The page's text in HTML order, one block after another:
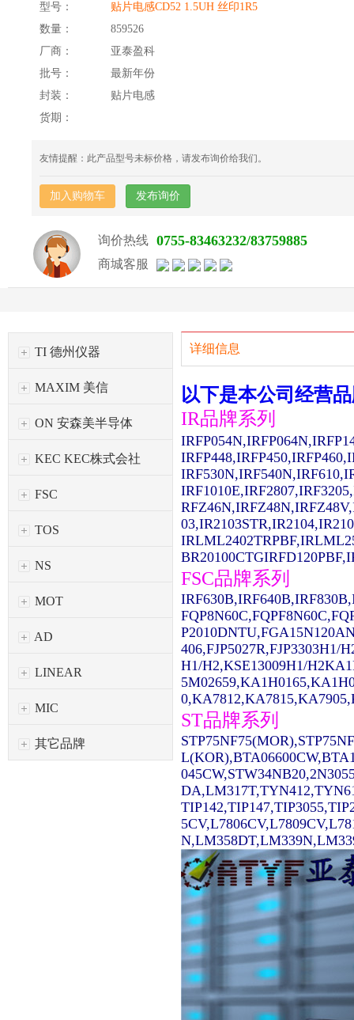
型号：
贴片电感CD52 1.5UH 丝印1R5
数量：
859526
厂商：
亚泰盈科
批号：
最新年份
封装：
贴片电感
货期：
友情提醒：此产品型号未标价格，请发布询价给我们。
加入购物车 发布询价
询价热线 0755-83463232/83759885
商城客服
TI 德州仪器
MAXIM 美信
ON 安森美半导体
KEC KEC株式会社
FSC
TOS
NS
MOT
AD
LINEAR
MIC
其它品牌
详细信息
以下是本公司经营
IR品牌系列
FSC品牌系列
406,FJP5027R,FJP3303H1/
H1/H2,KSE13009H1/
ST品牌系列